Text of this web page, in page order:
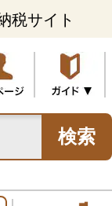
税サイト
検索